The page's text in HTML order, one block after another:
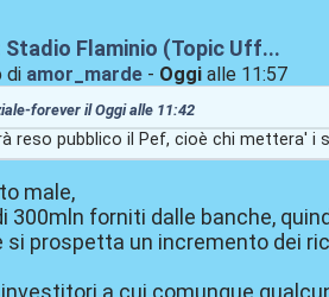
Stadio Flaminio (Topic Uff...
di amor_marde - Oggi alle 11:57
forever ilOggialle 11:42
reso pubblico il Pef, cioè chi mettera' i
male,
300mln forniti dalle banche,
prospetta un incremento dei